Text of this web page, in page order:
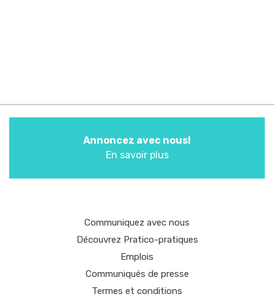
Annoncez avec nous!
En savoir plus
Communiquez avec nous
Découvrez Pratico-pratiques
Emplois
Communiqués de presse
Termes et conditions